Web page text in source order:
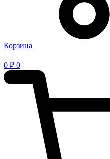
Корзина
0 ₽ 0